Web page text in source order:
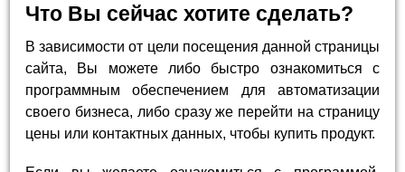
Что Вы сейчас хотите сделать?
В зависимости от цели посещения данной страницы
сайта, Вы можете либо быстро ознакомиться с
программным обеспечением для автоматизации
своего бизнеса, либо сразу же перейти на страницу
цены или контактных данных, чтобы купить продукт.